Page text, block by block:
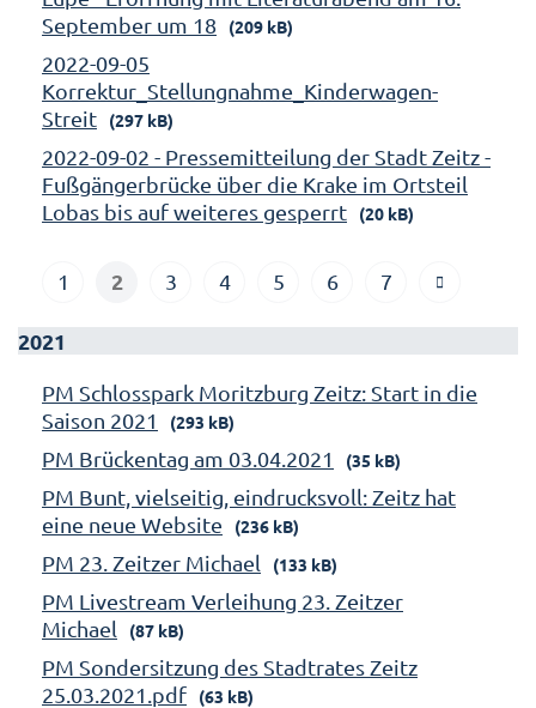
September um 18
(209 kB)
2022-09-05
Korrektur_Stellungnahme_Kinderwagen-
Streit
(297 kB)
2022-09-02 - Pressemitteilung der Stadt Zeitz -
Fußgängerbrücke über die Krake im Ortsteil
Lobas bis auf weiteres gesperrt
(20 kB)
1 2 3 4 5 6 7
2021
PM Schlosspark Moritzburg Zeitz: Start in die
Saison 2021
(293 kB)
PM Brückentag am 03.04.2021 (35 kB)
PM Bunt, vielseitig, eindrucksvoll: Zeitz hat
eine neue Website
(236 kB)
PM 23. Zeitzer Michael (133 kB)
PM Livestream Verleihung 23. Zeitzer
Michael
(87 kB)
PM Sondersitzung des Stadtrates Zeitz
25.03.2021.pdf
(63 kB)